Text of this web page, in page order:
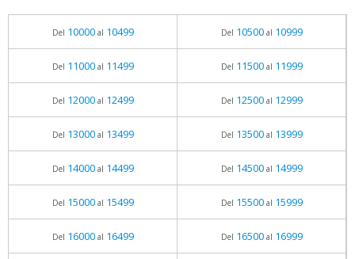
Del 10000al 10499 Del 10500al 10999
Del 11000al 11499 Del 11500al 11999
Del 12000al 12499 Del 12500al 12999
Del 13000al 13499 Del 13500al 13999
Del 14000al 14499 Del 14500al 14999
Del 15000al 15499 Del 15500al 15999
Del 16000al 16499 Del 16500al 16999